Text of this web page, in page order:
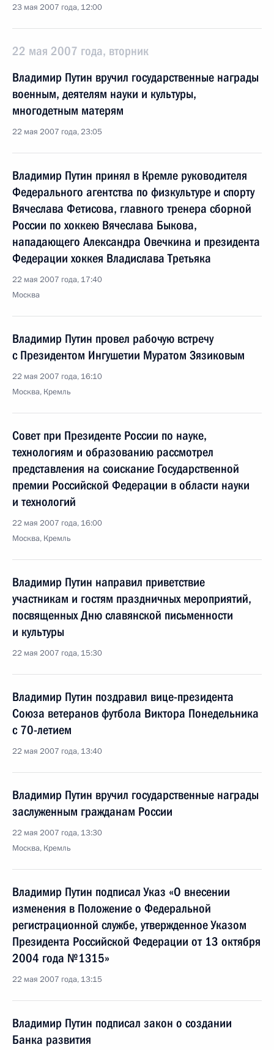
23 мая 2007 года, 12:00
22 мая 2007 года, вторник
Владимир Путин вручил государственные награды
военным, деятелям науки и культуры,
многодетным матерям
22 мая 2007 года, 23:05
Владимир Путин принял в Кремле руководителя
Федерального агентства по физкультуре и спорту
Вячеслава Фетисова, главного тренера сборной
России по хоккею Вячеслава Быкова,
нападающего Александра Овечкина и президента
Федерации хоккея Владислава Третьяка
22 мая 2007 года, 17:40
Москва
Владимир Путин провел рабочую встречу
с Президентом Ингушетии Муратом Зязиковым
22 мая 2007 года, 16:10
Москва, Кремль
Совет при Президенте России по науке,
технологиям и образованию рассмотрел
представления на соискание Государственной
премии Российской Федерации в области науки
и технологий
22 мая 2007 года, 16:00
Москва, Кремль
Владимир Путин направил приветствие
участникам и гостям праздничных мероприятий,
посвященных Дню славянской письменности
и культуры
22 мая 2007 года, 15:30
Владимир Путин поздравил вице-президента
Союза ветеранов футбола Виктора Понедельника
с 70-летием
22 мая 2007 года, 13:40
Владимир Путин вручил государственные награды
заслуженным гражданам России
22 мая 2007 года, 13:30
Москва, Кремль
Владимир Путин подписал Указ «О внесении
изменения в Положение о Федеральной
регистрационной службе, утвержденное Указом
Президента Российской Федерации от 13 октября
2004 года №1315»
22 мая 2007 года, 13:15
Владимир Путин подписал закон о создании
Банка развития